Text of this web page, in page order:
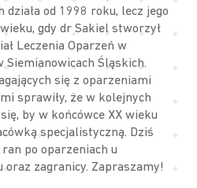
działa od 1998 roku, lecz jego
gdy dr Sakiel stworzył
Leczenia Oparzeń w
Śląskich.
się z oparzeniami
sprawiły, że w kolejnych
by w końcówce XX wieku
specjalistyczną. Dziś
po oparzeniach u
oraz zagranicy. Zapraszamy!